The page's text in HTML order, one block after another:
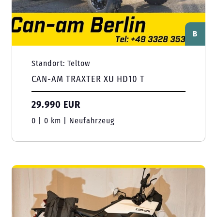
B
Standort: Teltow
CAN-AM TRAXTER XU HD10 T
29.990 EUR
0 | 0 km | Neufahrzeug